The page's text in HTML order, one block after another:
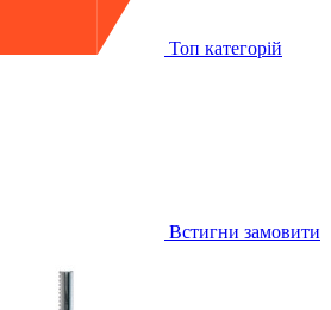
Топ категорій
Встигни замовити